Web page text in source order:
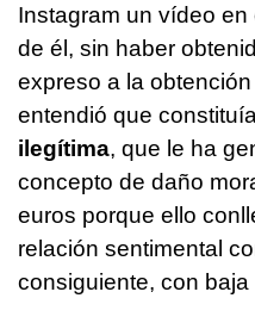
Instagram un vídeo
de él, sin haber
expreso a la
entendió que
ilegítima, que le ha
concepto de daño
euros porque ello
relación sentimental
consiguiente, con baja